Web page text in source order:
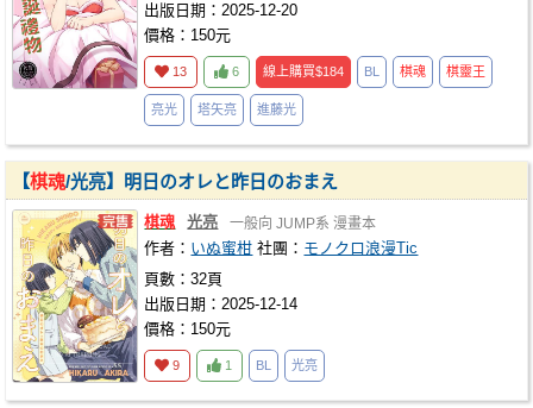
出版日期：2025-12-20
價格：150元
13 6 線上購買$184 BL 棋魂 棋靈王
亮光 塔矢亮 進藤光
【棋魂/光亮】明日のオレと昨日のおまえ
棋魂 光亮 一般向 JUMP系 漫畫本
作者： いぬ蜜柑 社團： モノクロ浪漫Tic
頁數：32頁
出版日期：2025-12-14
價格：150元
9 1 BL 光亮